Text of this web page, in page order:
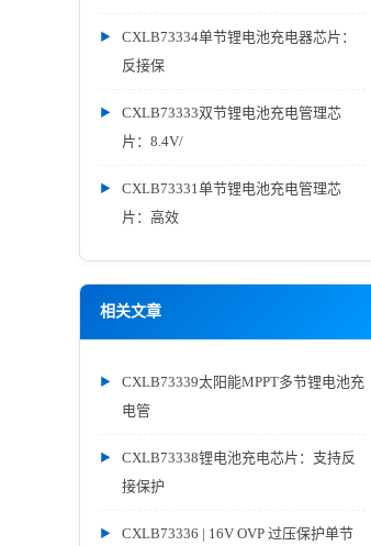
CXLB73334单节锂电池充电器芯片：
反接保
CXLB73333双节锂电池充电管理芯
片：8.4V/
CXLB73331单节锂电池充电管理芯
片：高效
相关文章
CXLB73339太阳能MPPT多节锂电池充
电管
CXLB73338锂电池充电芯片：支持反
接保护
CXLB73336 | 16V OVP 过压保护单节